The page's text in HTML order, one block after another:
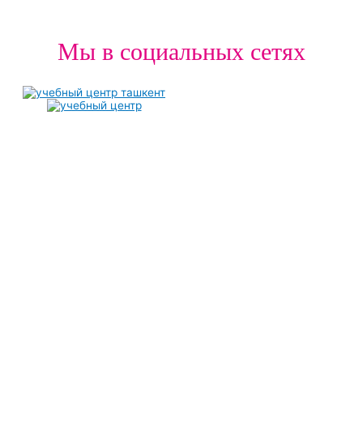
Мы в социальных сетях